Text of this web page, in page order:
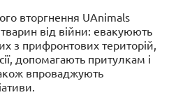
вторгнення UAnimals
від війни: евакуюють
з прифронтових територій,
допомагають притулкам і
впроваджують